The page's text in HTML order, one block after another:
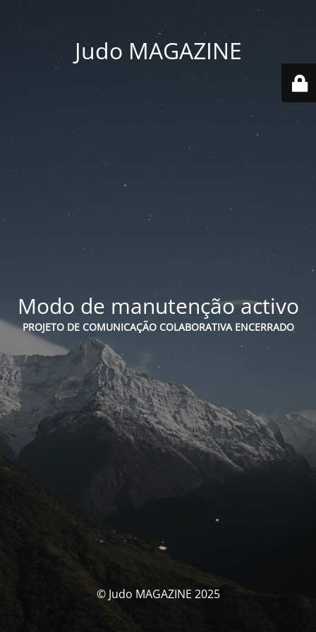
Judo MAGAZINE
Modo de manutenção activo
PROJETO DE COMUNICAÇÃO COLABORATIVA ENCERRADO
© Judo MAGAZINE 2025